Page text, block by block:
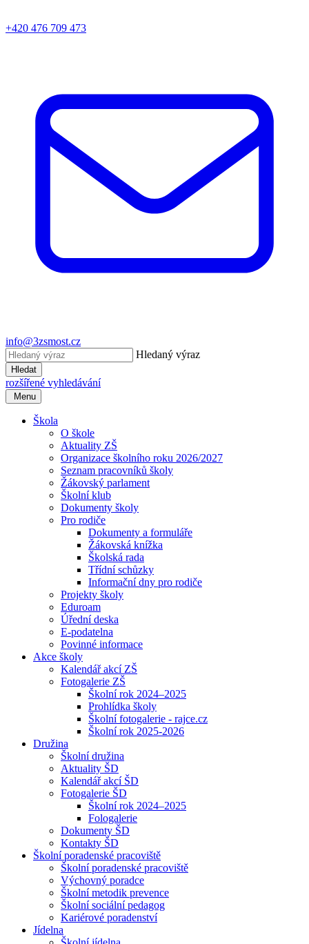
+420 476 709 473
info@3zsmost.cz
Hledaný výraz
Hledat
rozšířené vyhledávání
Menu
Škola
O škole
Aktuality ZŠ
Organizace školního roku 2026/2027
Seznam pracovníků školy
Žákovský parlament
Školní klub
Dokumenty školy
Pro rodiče
Dokumenty a formuláře
Žákovská knížka
Školská rada
Třídní schůzky
Informační dny pro rodiče
Projekty školy
Eduroam
Úřední deska
E-podatelna
Povinné informace
Akce školy
Kalendář akcí ZŠ
Fotogalerie ZŠ
Školní rok 2024–2025
Prohlídka školy
Školní fotogalerie - rajce.cz
Školní rok 2025-2026
Družina
Školní družina
Aktuality ŠD
Kalendář akcí ŠD
Fotogalerie ŠD
Školní rok 2024–2025
Fologalerie
Dokumenty ŠD
Kontakty ŠD
Školní poradenské pracoviště
Školní poradenské pracoviště
Výchovný poradce
Školní metodik prevence
Školní sociální pedagog
Kariérové poradenství
Jídelna